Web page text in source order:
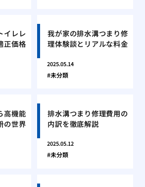
イレレ
正価格
我が家の排水溝つまり修
理体験談とリアルな料金
2025.05.14
未分類
高機能
の世界
排水溝つまり修理費用の
内訳を徹底解説
2025.05.12
未分類